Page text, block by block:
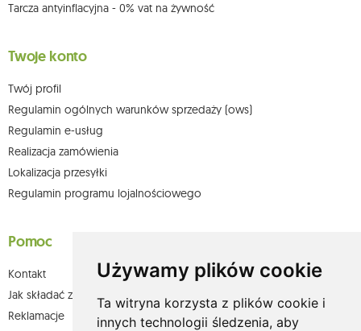
Używamy plików cookie
Ta witryna korzysta z plików cookie i
innych technologii śledzenia, aby
Tarcza antyinflacyjna - 0% vat na żywność
Twoje konto
Twój profil
Regulamin ogólnych warunków sprzedaży (ows)
Regulamin e-usług
Realizacja zamówienia
Lokalizacja przesyłki
Regulamin programu lojalnościowego
Pomoc
Kontakt
Jak składać zamówienia w sklepie olium.pl?
Reklamacje